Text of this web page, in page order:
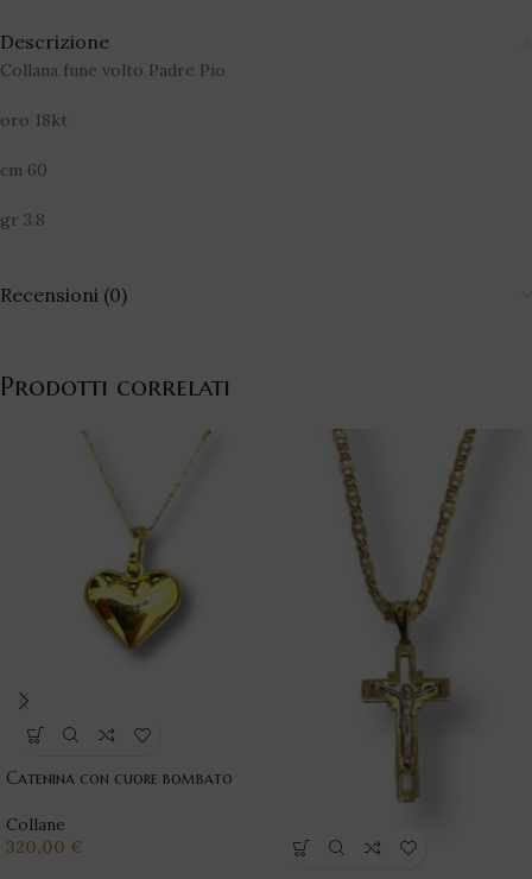
Descrizione
Collana fune volto Padre Pio
oro 18kt
cm 60
gr 3.8
Recensioni (0)
Prodotti correlati
Catenina con cuore bombato
Collane
320,00 €